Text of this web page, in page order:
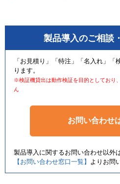
製品導入のご相談
「お見積り」「特注」「名入れ」「
ります。
※検証機貸出は動作検証を目的としており
ん
お問い合わせ
製品導入に関するお問い合わせ以外
【お問い合わせ窓口一覧】 よりお問